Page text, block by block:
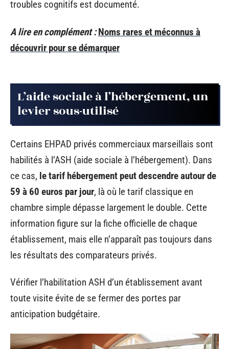
troubles cognitifs est documenté.
A lire en complément : Noms rares et méconnus à
découvrir pour se démarquer
L’aide sociale à l’hébergement, un
levier sous-utilisé
Certains EHPAD privés commerciaux marseillais sont
habilités à l’ASH (aide sociale à l’hébergement). Dans
ce cas, le tarif hébergement peut descendre autour de
59 à 60 euros par jour, là où le tarif classique en
chambre simple dépasse largement le double. Cette
information figure sur la fiche officielle de chaque
établissement, mais elle n’apparaît pas toujours dans
les résultats des comparateurs privés.
Vérifier l’habilitation ASH d’un établissement avant
toute visite évite de se fermer des portes par
anticipation budgétaire.